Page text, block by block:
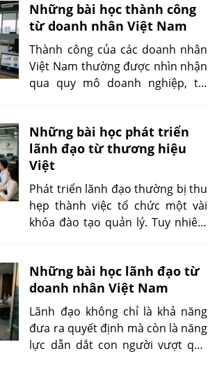
bỏ cuộc chính là tư duy. Qua
nhiều thế hệ doanh nhân Việt
Nam, có thể nhận thấy những
điểm chung về cách nhìn nhận cơ
hội, giải quyết vấn đề và tạo ra giá
trị lâu dài.
Những bài học thành công
từ doanh nhân Việt Nam
Thành công của các doanh nhân
Việt Nam thường được nhìn nhận
qua quy mô doanh nghiệp, tài
tư duy và cách họ giải quyết vấn
đề trong những giai đoạn khó
khăn. Mỗi doanh nhân có hành
trình khác nhau, nhưng vẫn tồn
tại nhiều điểm chung về cách
nhìn cơ hội, quản trị rủi ro và
phát triển năng lực.
Những bài học phát triển
lãnh đạo từ thương hiệu
Việt
Phát triển lãnh đạo thường bị thu
hẹp thành việc tổ chức một vài
khóa đào tạo quản lý. Tuy nhiên,
đạo không được tạo ra chỉ trong
lớp học. Nó hình thành qua một
hệ thống gồm văn hóa doanh
nghiệp, tiêu chuẩn hành vi, trải
nghiệm thực chiến, cơ chế phát
hiện nhân tài và quá trình chuẩn
Những bài học lãnh đạo từ
doanh nhân Việt Nam
Lãnh đạo không chỉ là khả năng
đưa ra quyết định mà còn là năng
lực dẫn dắt con người vượt qua